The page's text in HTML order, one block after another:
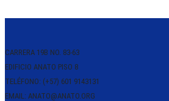
CARRERA 19B NO. 83-63
EDIFICIO ANATO PISO 8
TELÉFONO: (+57) 601 9143131
EMAIL: ANATO@ANATO.ORG